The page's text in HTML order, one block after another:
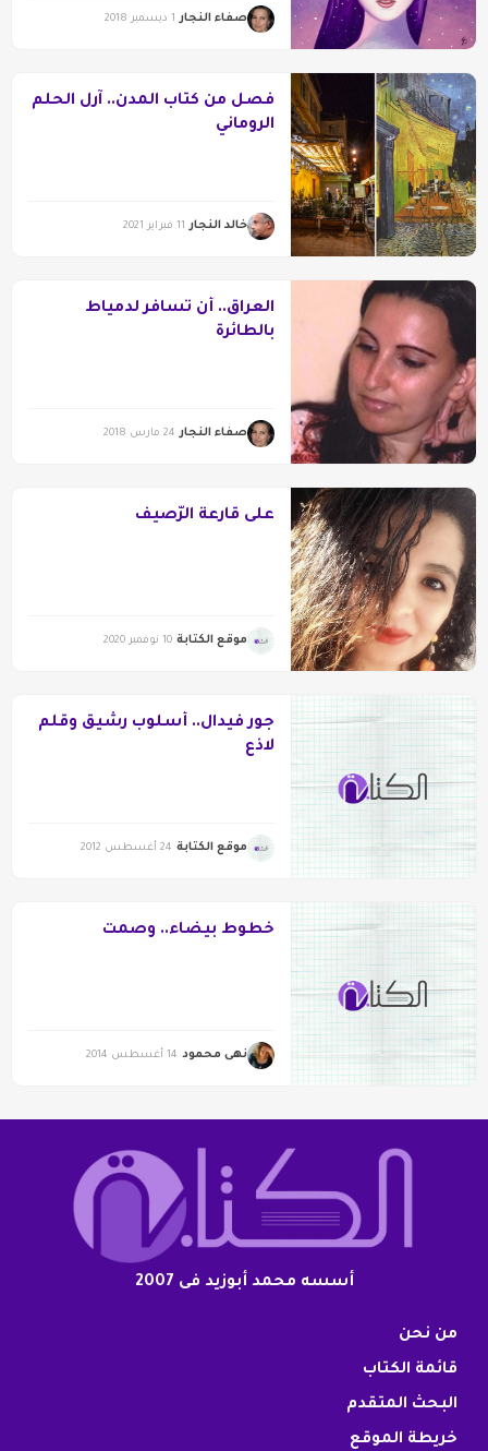
صفاء النجار 1 ديسمبر 2018
فصل من كتاب المدن.. آرل الحلم
الروماني
خالد النجار 11 فبراير 2021
العراق.. أن تسافر لدمياط
بالطائرة
صفاء النجار 24 مارس 2018
على قارعة الرّصيف
موقع الكتابة 10 نوفمبر 2020
جور فيدال.. أسلوب رشيق وقلم
لاذع
موقع الكتابة 24 أغسطس 2012
خطوط بيضاء.. وصمت
نهى محمود 14 أغسطس 2014
أسسه محمد أبوزيد فى 2007
من نحن
قائمة الكتاب
البحث المتقدم
خريطة الموقع